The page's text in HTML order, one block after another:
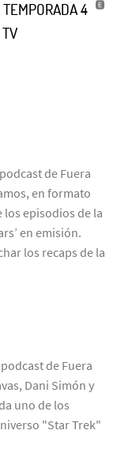
4
de Fuera
en formato
los episodios de la
en emisión.
los recaps de la
de Fuera
Dani Simón y
uno de los
"Star Trek"